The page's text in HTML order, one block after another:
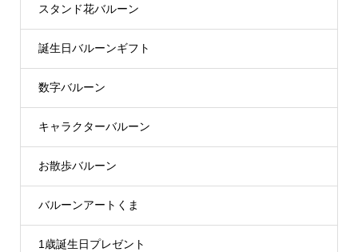
スタンド花バルーン
誕生日バルーンギフト
数字バルーン
キャラクターバルーン
お散歩バルーン
バルーンアートくま
1歳誕生日プレゼント